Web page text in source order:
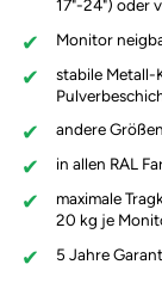
17"-24") oder
Monitor
stabile
andere
in allen RAL
maximale
20 kg je
5 Jahre